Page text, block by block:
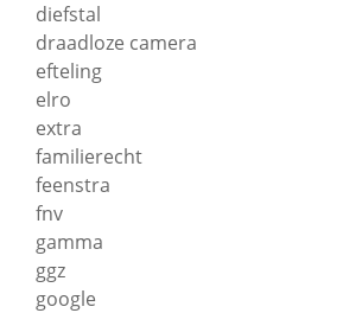
diefstal
draadloze camera
efteling
elro
extra
familierecht
feenstra
fnv
gamma
ggz
google